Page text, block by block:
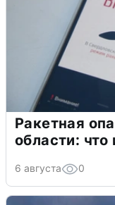
Ракетная
области: что
6 августа 0